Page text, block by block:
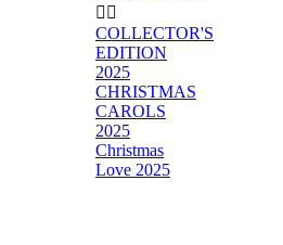
 
COLLECTOR'S
EDITION
2025
CHRISTMAS
CAROLS
2025
Christmas
Love 2025